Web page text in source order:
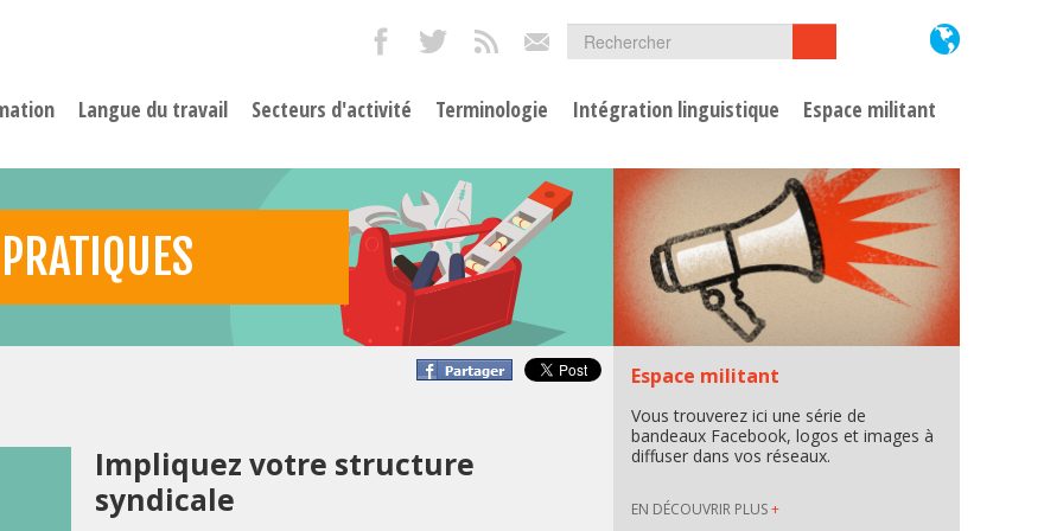
Formulaire
de
recherche
Rechercher
Langue du travail Secteurs d'activité Terminologie Intégration linguistique Espace militant
Impliquez votre structure
syndicale
Espace militant
Vous trouverez ici une série de
bandeaux Facebook, logos et images à
diffuser dans vos réseaux.
EN DÉCOUVRIR PLUS+